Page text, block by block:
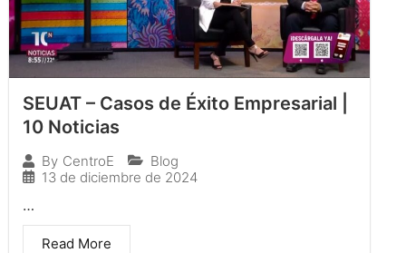
SEUAT – Casos de Éxito Empresarial |
10 Noticias
By CentroE
Blog
13 de diciembre de 2024
…
Read More